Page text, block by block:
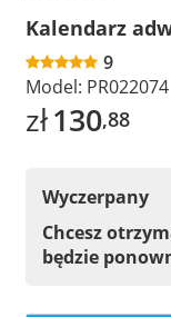
Kalendarz
9
Model: PR022074
zł130,88
Wyczerpany
Chcesz
będzie